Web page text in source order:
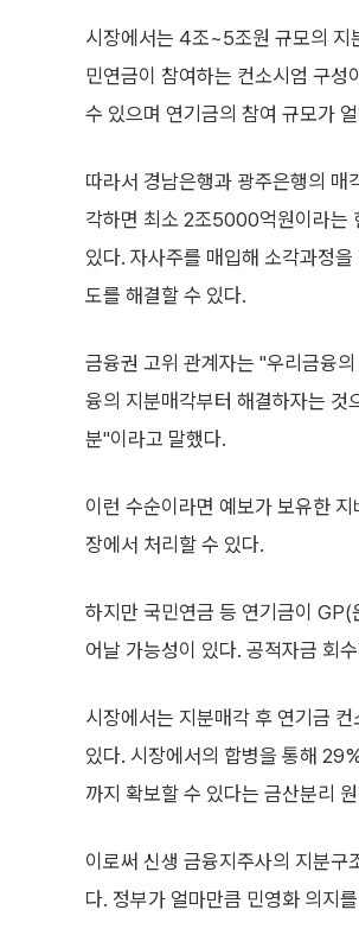
시장에서는 4조~5조원 규모의 지
민연금이 참여하는 컨소시엄 구
수 있으며 연기금의 참여 규모가
따라서 경남은행과 광주은행의 매
각하면 최소 2조5000억원이라는
있다. 자사주를 매입해 소각과정
도를 해결할 수 있다.
금융권 고위 관계자는 "우리금융
융의 지분매각부터 해결하자는 것
분"이라고 말했다.
이런 수순이라면 예보가 보유한
장에서 처리할 수 있다.
하지만 국민연금 등 연기금이
어날 가능성이 있다. 공적자금 회
시장에서는 지분매각 후 연기금
있다. 시장에서의 합병을 통해
까지 확보할 수 있다는 금산분리
이로써 신생 금융지주사의 지분구
다. 정부가 얼마만큼 민영화 의지